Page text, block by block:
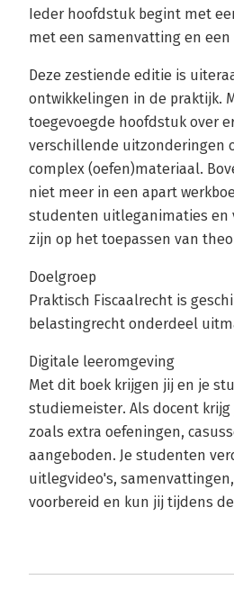
Ieder hoofdstuk begint met
met een samenvatting en
Deze zestiende editie is
ontwikkelingen in de praktijk.
toegevoegde hoofdstuk over
verschillende uitzonderingen
complex (oefen)materiaal.
niet meer in een apart
studenten uitleganimaties en
zijn op het toepassen van
Doelgroep
Praktisch Fiscaalrecht is
belastingrecht onderdeel
Digitale leeromgeving
Met dit boek krijgen jij en je
studiemeister. Als docent
zoals extra oefeningen,
aangeboden. Je studenten
uitlegvideo's,
voorbereid en kun jij tijdens